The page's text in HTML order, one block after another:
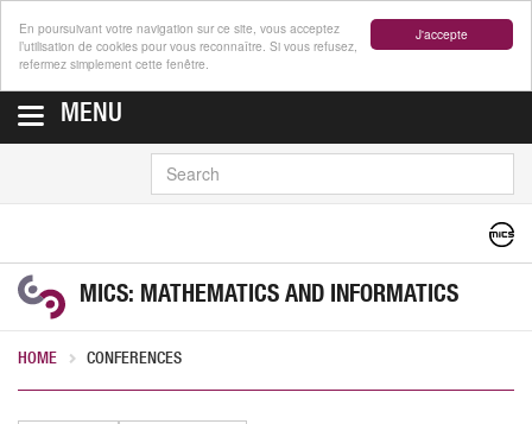
J'accepte
En poursuivant votre navigation sur ce site, vous acceptez
l’utilisation de cookies pour vous reconnaître. Si vous refusez,
refermez simplement cette fenêtre.
MENU
MICS: MATHEMATICS AND INFORMATICS
HOME CONFERENCES